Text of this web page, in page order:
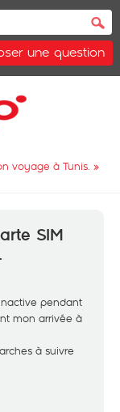
une question
voyage à Tunis. »
SIM
pendant
mon arrivée à
à suivre